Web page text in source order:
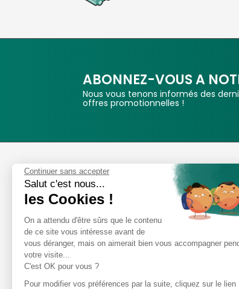
ABONNEZ-VOUS A
Nous vous tenons informés des
offres promotionnelles !
Phox
Spécialiste de l'image
Suivez-nous
Avis clients
8,2/10 Avis vérifiés
A
Notre
Nos
Notre
Continuer sans accepter
Salut c'est nous...
les Cookies !
On a attendu d'être sûrs que le contenu
de ce site vous intéresse avant de
vous déranger, mais on aimerait bien vous accompagner
votre visite...
C'est OK pour vous ?
Pour modifier vos préférences par la suite, cliquez sur le lien